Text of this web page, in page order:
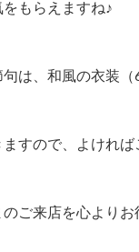
もらえますね♪
句は、和風の衣装
すので、よけれ
ご来店を心よりお